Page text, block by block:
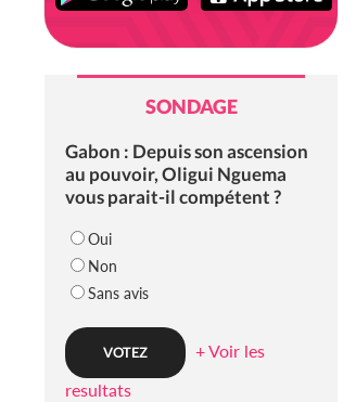
SONDAGE
Gabon : Depuis son ascension
au pouvoir, Oligui Nguema
vous parait-il compétent ?
Oui
Non
Sans avis
+ Voir les
resultats